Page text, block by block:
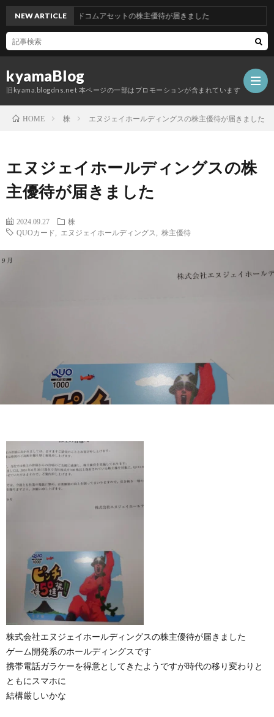
kyamaBlog
旧kyama.blogdns.net 本ページの一部はプロモーションが含まれています
NEW ARTICLEグッドコムアセットの株主優待が届きました
HOME 株 エヌジェイホールディングスの株主優待が届きました
エヌジェイホールディングスの株
主優待が届きました
2024.09.27
株
QUOカード
エヌジェイホールディングス 株主優待
株式会社エヌジェイホールディングスの株主優待が届きました
ゲーム開発系のホールディングスです
携帯電話ガラケーを得意としてきたようですが時代の移り変わりと
ともにスマホに
結構厳しいかな